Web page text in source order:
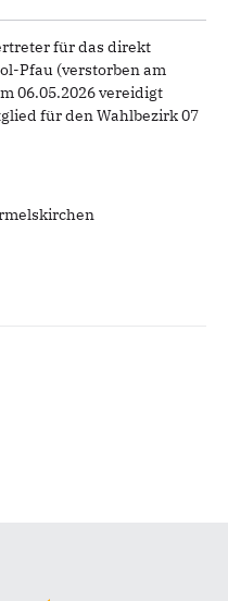
für das direkt
Pfau (verstorben am
06.05.2026 vereidigt
für den Wahlbezirk 07